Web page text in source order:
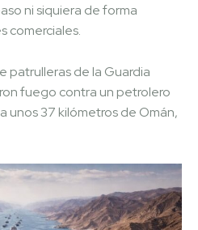
ni siquiera de forma
comerciales.
patrulleras de la Guardia
fuego contra un petrolero
unos 37 kilómetros de Omán,